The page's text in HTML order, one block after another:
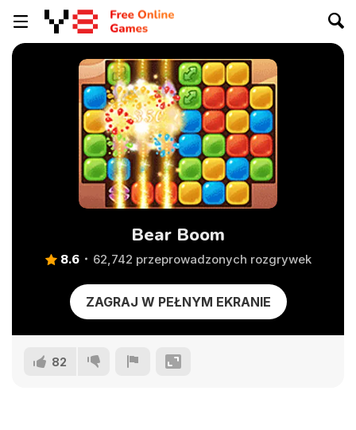
Bear Boom
8.6 62,742 przeprowadzonych rozgrywek
ZAGRAJ W PEŁNYM EKRANIE
82